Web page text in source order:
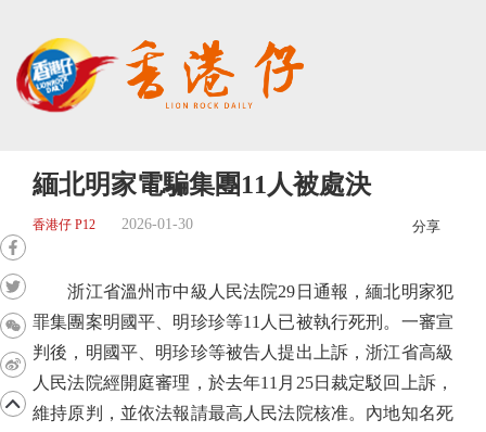
緬北明家電騙集團11人被處決
香港仔 P12 2026-01-30 分享
浙江省溫州市中級人民法院29日通報，緬北明家犯
罪集團案明國平、明珍珍等11人已被執行死刑。一審宣
判後，明國平、明珍珍等被告人提出上訴，浙江省高級
人民法院經開庭審理，於去年11月25日裁定駁回上訴，
維持原判，並依法報請最高人民法院核准。內地知名死